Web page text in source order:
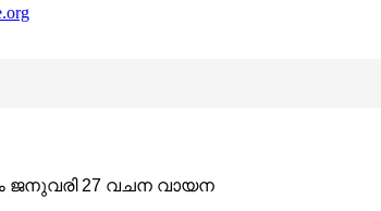
ജനുവരി 27 വചന വായന